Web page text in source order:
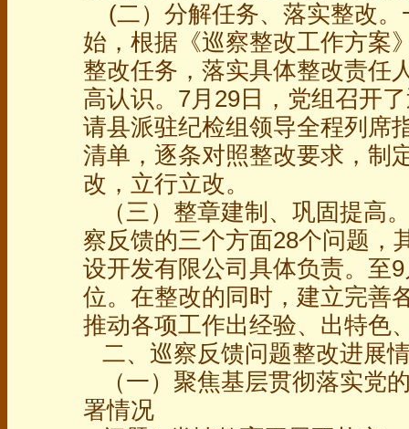
(二）分解任务、落实整改。
始，根据《巡察整改工作方案
整改任务，落实具体整改责任
高认识。7月29日，党组召开
请县派驻纪检组领导全程列席
清单，逐条对照整改要求，制
改，立行立改。
（三）整章建制、巩固提高
察反馈的三个方面28个问题，
设开发有限公司具体负责。至
位。在整改的同时，建立完善
推动各项工作出经验、出特色
二、巡察反馈问题整改进展
（一）聚焦基层贯彻落实党
署情况